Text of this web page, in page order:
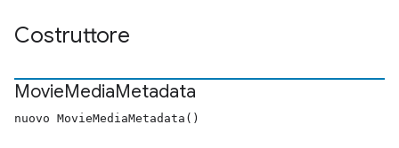
Costruttore
MovieMediaMetadata
nuovo MovieMediaMetadata()